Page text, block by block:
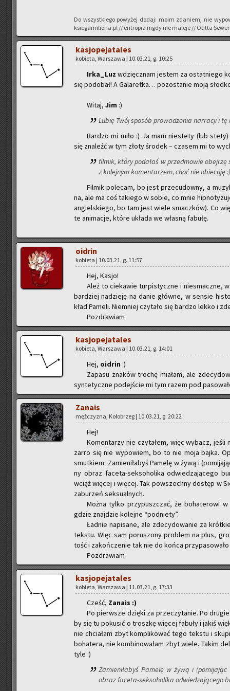
Do wszyst­kie­go po­wy­żej dodaj: moim zda­niem, nie
ksiegamiliona.pl // en­tro­pia nigdy nie ma­le­je // Outta
ka­sjo­pe­ja­ta­les
ko­bie­ta, War­sza­wa | 10.03.21, g. 10:25
Ir­ka­_Luz wdzięcz­nam je­stem za ostat­nie­go
się po­do­bał! A Ga­la­ret­ka… po­zo­sta­nie moją
Witaj, Jim :)
Lubię Twój spo­sób pro­wa­dze­nia nar­ra­cji i tę
Bar­dzo mi miło :) Ja mam nie­ste­ty (lub
się zna­leźć w tym złoty śro­dek – cza­sem mi to
fil­mik, który po­da­łaś w przed­mo­wie obej­rzę
z ko­lej­nym ko­men­ta­rzem, choć nie obie­cu­ję :)
Fil­mik po­le­cam, bo jest prze­cu­dow­ny, a
na, ale ma coś ta­kie­go w sobie, co mnie
an­giel­skie­go, bo tam jest wiele smacz­ków). Co
te ani­ma­cje, które ukła­da we wła­sną fa­bu­łę.
oidrin
ko­bie­ta | 10.03.21, g. 11:57
Hej, Kasjo!
Ależ to cie­ka­wie tur­pi­stycz­ne i nie­smacz­ne,
bar­dziej na­dzie­ję na danie głów­ne, w sen­sie
kład Pa­me­li. Nie­mniej czy­ta­ło się bar­dzo lekko i
Po­zdra­wiam
ka­sjo­pe­ja­ta­les
ko­bie­ta, War­sza­wa | 10.03.21, g. 14:01
Hej, oidrin :)
Za­pa­su zna­ków tro­chę mia­łam, ale
syn­te­tycz­ne po­dej­ście mi tym razem pod
Za­na­is
męż­czy­zna, Ko­ło­brzeg | 10.03.21, g. 20:22
Hej!
Ko­men­ta­rzy nie czy­ta­łem, więc wy­bacz,
zar­ro się nie wy­po­wiem, bo to nie moja bajka.
smut­kiem. Za­mie­ni­ła­byś Pa­me­lę w żywą i
ny obraz fa­ce­ta-sek­so­ho­li­ka od­wie­dza­ją­ce­go
wciąż wię­cej i wię­cej. Tak po­wszech­ny do­stęp w
za­bu­rzeń sek­su­al­nych.
Można tylko przy­pusz­czać, że bo­ha­te­ro­wi
gdzie znaj­dzie ko­lej­ne “pod­nie­ty”.
Ład­nie na­pi­sa­ne, ale zde­cy­do­wa­nie za
tek­stu. Więc sam po­ru­szo­ny pro­blem na plus,
tość i za­koń­cze­nie tak nie do końca przy­pa­so­wa­ło
Po­zdra­wiam
ka­sjo­pe­ja­ta­les
ko­bie­ta, War­sza­wa | 11.03.21, g. 17:33
Cześć, Za­na­is :)
Po pierw­sze dzię­ki za prze­czy­ta­nie. Po
by się tu po­ku­sić o trosz­kę wię­cej fa­bu­ły i jakiś
nie chcia­łam zbyt kom­pli­ko­wać tego tek­stu i
bo­ha­te­ra, nie kom­bi­no­wa­łam zbyt wiele. Takim
tyle :)
Za­mie­ni­ła­byś Pa­me­lę w żywą i
obraz fa­ce­ta-sek­so­ho­li­ka od­wie­dza­ją­ce­go